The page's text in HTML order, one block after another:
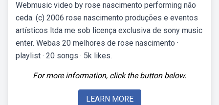
Webmusic video by rose nascimento performing não
ceda. (c) 2006 rose nascimento produções e eventos
artísticos ltda me sob licença exclusiva de sony music
enter. Webas 20 melhores de rose nascimento ·
playlist · 20 songs · 5k likes.
For more information, click the button below.
LEARN MORE